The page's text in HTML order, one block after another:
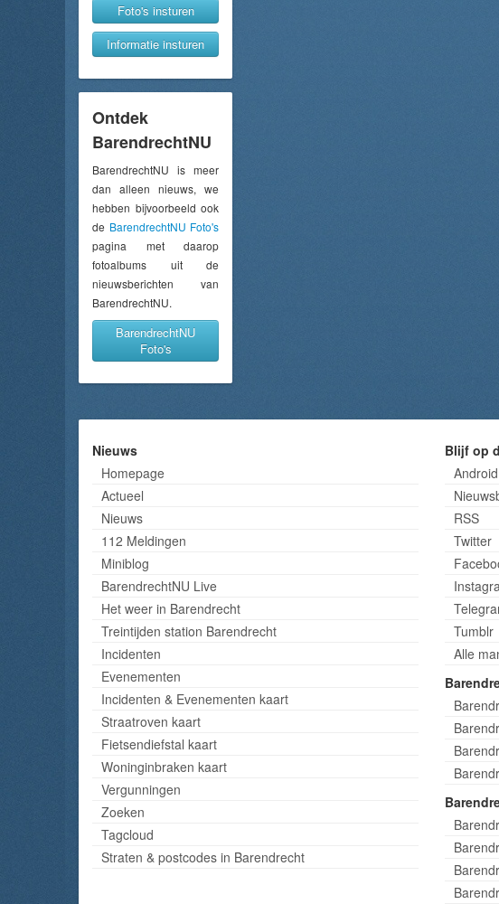
Foto's insturen
Informatie insturen
Ontdek
BarendrechtNU
BarendrechtNU is meer
dan alleen nieuws, we
hebben bijvoorbeeld ook
de BarendrechtNU Foto's
pagina met daarop
fotoalbums uit de
nieuwsberichten van
BarendrechtNU.
BarendrechtNU
Foto's
Nieuws
Homepage
Actueel
Nieuws
112 Meldingen
Miniblog
BarendrechtNU Live
Het weer in Barendrecht
Treintijden station Barendrecht
Incidenten
Evenementen
Incidenten & Evenementen kaart
Straatroven kaart
Fietsendiefstal kaart
Woninginbraken kaart
Vergunningen
Zoeken
Tagcloud
Straten & postcodes in Barendrecht
Blijf op
RSS
Twitter
Tumblr
Alle